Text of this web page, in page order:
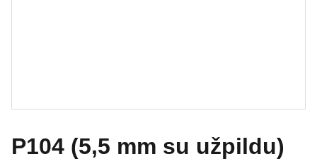
P104 (5,5 mm su užpildu)